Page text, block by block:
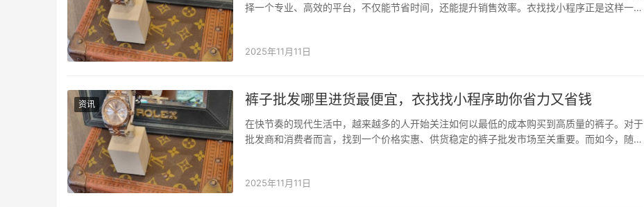
择一个专业、高效的平台，不仅能节省时间，还能提升销售效率。衣找找小程序正是这样一款
2025年11月11日
资讯 裤子批发哪里进货最便宜，衣找找小程序助你省力又省钱
在快节奏的现代生活中，越来越多的人开始关注如何以最低的成本购买到高质量的裤子。对于
批发商和消费者而言，找到一个价格实惠、供货稳定的裤子批发市场至关重要。而如今，随着
2025年11月11日